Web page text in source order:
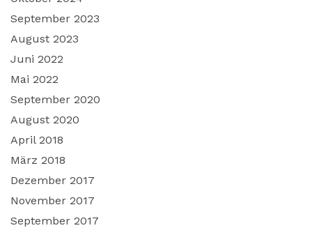
September 2023
August 2023
Juni 2022
Mai 2022
September 2020
August 2020
April 2018
März 2018
Dezember 2017
November 2017
September 2017